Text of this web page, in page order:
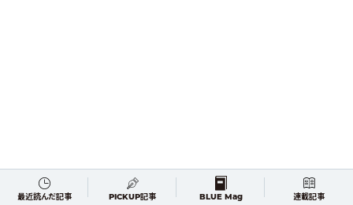
最近読んだ記事 PICKUP記事 BLUE Mag 連載記事